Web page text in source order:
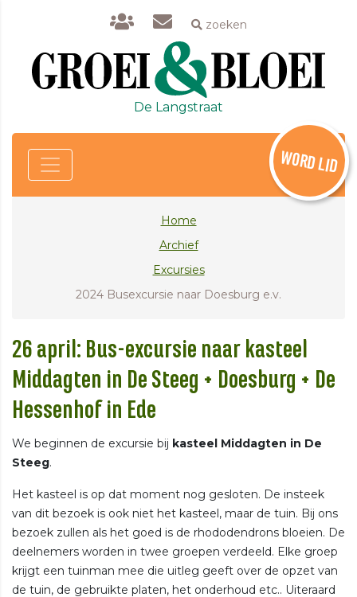
zoeken
De Langstraat
WORD LID
Home
Archief
Excursies
2024 Busexcursie naar Doesburg e.v.
26 april: Bus-excursie naar kasteel
Middagten in De Steeg + Doesburg + De
Hessenhof in Ede
We beginnen de excursie bij kasteel Middagten in De
Steeg.
Het kasteel is op dat moment nog gesloten. De insteek
van dit bezoek is ook niet het kasteel, maar de tuin. Bij ons
bezoek zullen als het goed is de rhododendrons bloeien. De
deelnemers worden in twee groepen verdeeld. Elke groep
krijgt een tuinman mee die uitleg geeft over de opzet van
de tuin, de gebruikte platen, het onderhoud etc.. Uiteraard